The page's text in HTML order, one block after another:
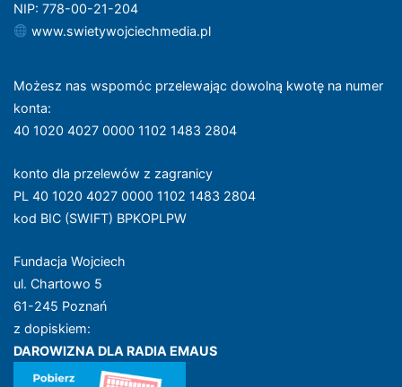
NIP: 778-00-21-204
www.swietywojciechmedia.pl
Możesz nas wspomóc przelewając dowolną kwotę na numer
konta:
40 1020 4027 0000 1102 1483 2804
konto dla przelewów z zagranicy
PL 40 1020 4027 0000 1102 1483 2804
kod BIC (SWIFT) BPKOPLPW
Fundacja Wojciech
ul. Chartowo 5
61-245 Poznań
z dopiskiem:
DAROWIZNA DLA RADIA EMAUS